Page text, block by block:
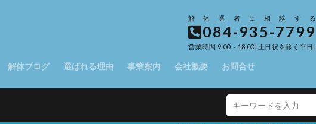
解体業者に相談する
084-935-7799
営業時間 9:00～18:00 [土日祝を除く平日]
解体ブログ 選ばれる理由 事業案内 会社概要 お問合せ